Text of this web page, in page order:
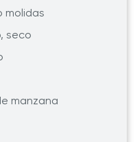
molidas
seco
manzana